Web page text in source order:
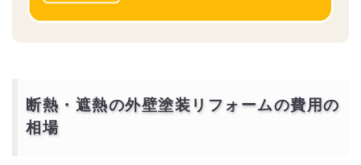
断熱・遮熱の外壁塗装リフォームの費用の
相場